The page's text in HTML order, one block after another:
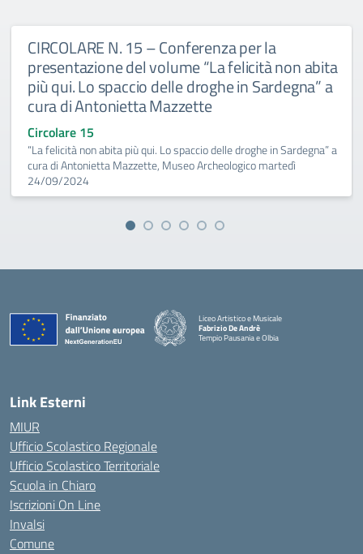
CIRCOLARE N. 15 – Conferenza per la
presentazione del volume “La felicità non abita
più qui. Lo spaccio delle droghe in Sardegna” a
cura di Antonietta Mazzette
Circolare 15
“La felicità non abita più qui. Lo spaccio delle droghe in Sardegna” a
cura di Antonietta Mazzette, Museo Archeologico martedì
24/09/2024
Liceo Artistico e Musicale
Fabrizio De Andrè
Tempio Pausania e Olbia
— Visita la pagina iniziale della scuola
Link Esterni
MIUR
Ufficio Scolastico Regionale
Ufficio Scolastico Territoriale
Scuola in Chiaro
Iscrizioni On Line
Invalsi
Comune